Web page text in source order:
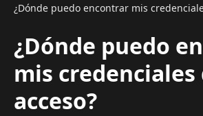
¿Dónde puedo encontrar mis
¿Dónde puedo
mis credenciales
acceso?